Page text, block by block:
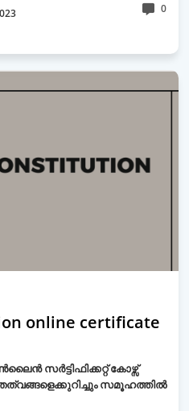
0
online certificate
സർട്ടിഫിക്കറ്റ് കോഴ്സ്
സമൂഹത്തിൽ